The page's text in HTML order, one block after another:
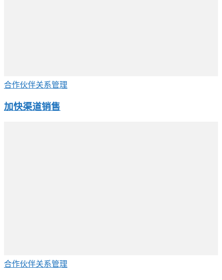
合作伙伴关系管理
加快渠道销售
合作伙伴关系管理